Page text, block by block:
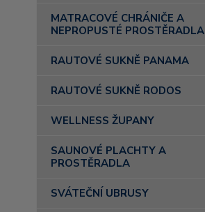
MATRACOVÉ CHRÁNIČE A
NEPROPUSTÉ PROSTĚRADLA
RAUTOVÉ SUKNĚ PANAMA
RAUTOVÉ SUKNĚ RODOS
WELLNESS ŽUPANY
SAUNOVÉ PLACHTY A
PROSTĚRADLA
SVÁTEČNÍ UBRUSY